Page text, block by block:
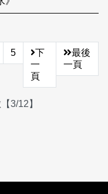
5
下
一
頁
最後
一頁
3/12】